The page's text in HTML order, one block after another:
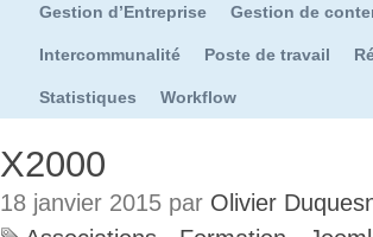
Gestion d’Entreprise Gestion de
Intercommunalité Poste de travail
Statistiques Workflow
X2000
18 janvier 2015 par Olivier